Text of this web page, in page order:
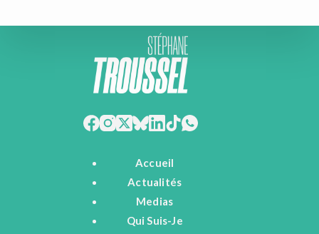
Accueil
Actualités
Medias
Qui Suis-Je